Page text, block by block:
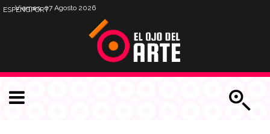
Viernes, 07 Agosto 2026
ESPENGPORT